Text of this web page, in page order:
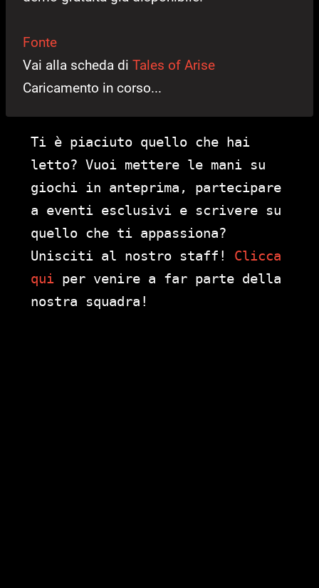
Fonte
Vai alla scheda di Tales of Arise
Caricamento in corso...
Ti è piaciuto quello che hai
letto? Vuoi mettere le mani su
giochi in anteprima, partecipare
a eventi esclusivi e scrivere su
quello che ti appassiona?
Unisciti al nostro staff! Clicca
qui per venire a far parte della
nostra squadra!